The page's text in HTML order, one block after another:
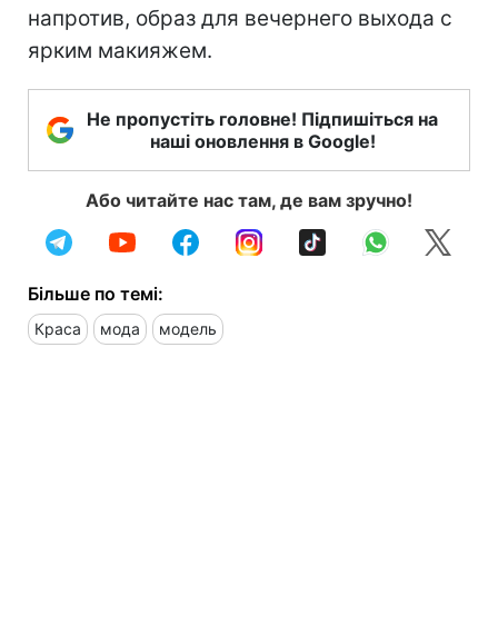
напротив, образ для вечернего выхода с
ярким макияжем.
Не пропустіть головне! Підпишіться на
наші оновлення в Google!
Або читайте нас там, де вам зручно!
Більше по темі:
Краса мода модель